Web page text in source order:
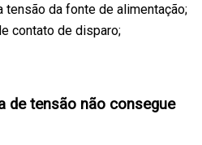
tensão da fonte de alimentação;
contato de disparo;
de tensão não consegue